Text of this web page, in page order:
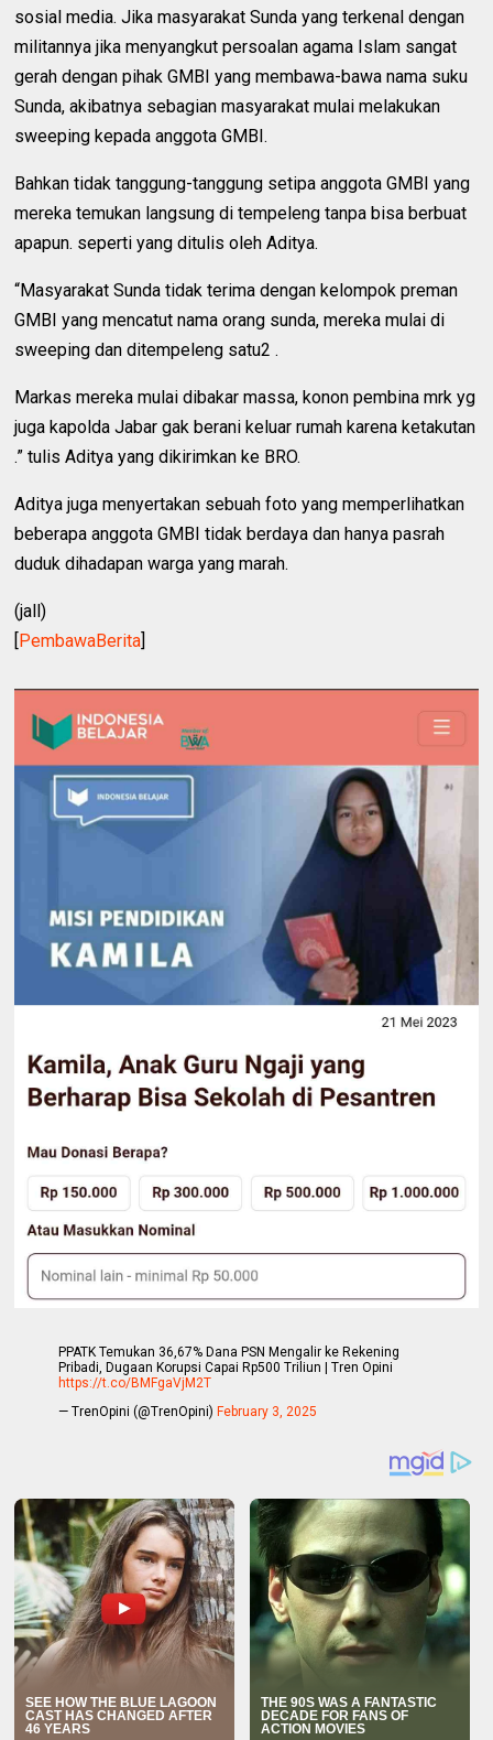
sosial media. Jika masyarakat Sunda yang terkenal dengan
militannya jika menyangkut persoalan agama Islam sangat
gerah dengan pihak GMBI yang membawa-bawa nama suku
Sunda, akibatnya sebagian masyarakat mulai melakukan
sweeping kepada anggota GMBI.
Bahkan tidak tanggung-tanggung setipa anggota GMBI yang
mereka temukan langsung di tempeleng tanpa bisa berbuat
apapun. seperti yang ditulis oleh Aditya.
“Masyarakat Sunda tidak terima dengan kelompok preman
GMBI yang mencatut nama orang sunda, mereka mulai di
sweeping dan ditempeleng satu2 .
Markas mereka mulai dibakar massa, konon pembina mrk yg
juga kapolda Jabar gak berani keluar rumah karena ketakutan
.” tulis Aditya yang dikirimkan ke BRO.
Aditya juga menyertakan sebuah foto yang memperlihatkan
beberapa anggota GMBI tidak berdaya dan hanya pasrah
duduk dihadapan warga yang marah.
(jall)
PembawaBerita
PPATK Temukan 36,67% Dana PSN Mengalir ke Rekening
Pribadi, Dugaan Korupsi Capai Rp500 Triliun | Tren Opini
https://t.co/BMFgaVjM2T
— TrenOpini (@TrenOpini)February 3, 2025